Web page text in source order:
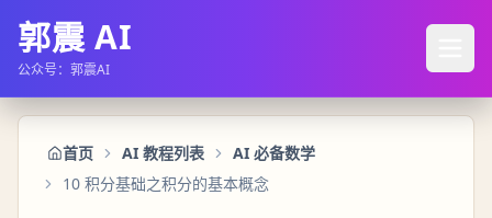
郭震 AI
公众号：郭震AI
首页 AI 教程列表
AI 必备数学
10 积分基础之积分的基本概念